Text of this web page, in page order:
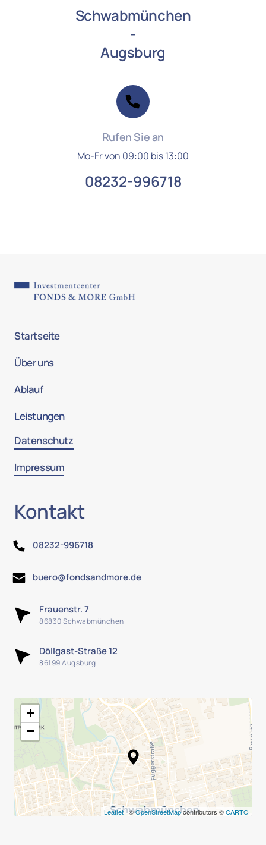
Schwabmünchen
-
Augsburg
Rufen Sie an
Mo-Fr von 09:00 bis 13:00
08232-996718
Startseite
Über uns
Ablauf
Leistungen
Datenschutz
Impressum
Kontakt
08232-996718
buero@fondsandmore.de
Frauenstr. 7
86830 Schwabmünchen
Döllgast-Straße 12
86199 Augsburg
+
−
Leaflet| ©OpenStreetMapcontributors ©CARTO